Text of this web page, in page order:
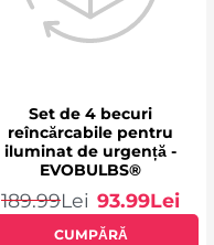
Set de 4 becuri
reîncărcabile pentru
iluminat de urgență -
EVOBULBS®
189.99Lei 93.99Lei
CUMPĂRĂ